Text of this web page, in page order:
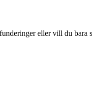
eller vill du bara